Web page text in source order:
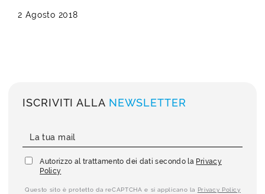
2 Agosto 2018
ISCRIVITI ALLA NEWSLETTER
Autorizzo al trattamento dei dati secondo la Privacy
Policy
Questo sito è protetto da reCAPTCHA e si applicano la Privacy Policy